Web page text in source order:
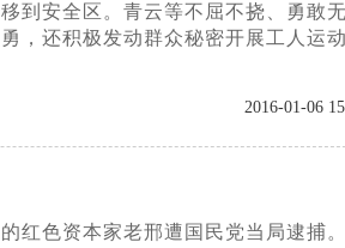
到安全区。青云等不屈不挠、勇敢
，还积极发动群众秘密开展工人运
2016-01-06
红色资本家老邢遭国民党当局逮捕